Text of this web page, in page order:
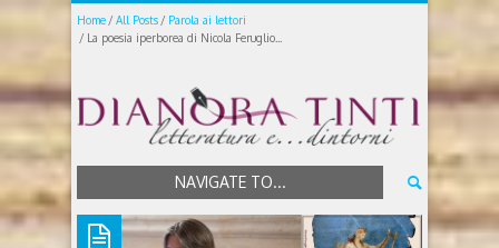
Home All Posts
Parola ai lettori
La poesia iperborea di Nicola Feruglio...
NAVIGATE TO...